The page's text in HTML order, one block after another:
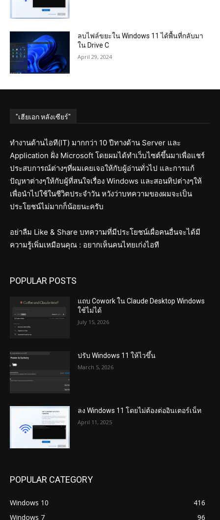
ลบไฟล์ขยะใน Windows 11 ได้พื้นที่กลับมา
ใน Drive C
April 29, 2024
"เฮียเอก หลังเซียร์"
ทำงานด้านไอที(IT) มากกว่า 10 ปีทางด้าน Server และ
Application ฝั่ง Microsoft โดยผมได้ทำเว็บไซต์ขึ้นมาเพื่อแชร์
ประสบการณ์ต่างๆที่ผมเคยเจอให้กับผู้อ่านทั่วไป และการแก้
ปัญหาต่างๆให้กับผู้ที่สนใจเรื่อง Windows และสอนทิปต่างๆให้
เพื่อนำไปใช้ในชีวิตประจำวัน หวังว่าบทความของผมจะเป็น
ประโยชน์ไม่มากก็น้อยนะครับ
อย่าลืม Like & Share บทความที่มีประโยชน์เผื่อคนอื่นจะได้มี
ความรู้เพิ่มเหมือนคุณ : อยากเห็นคนไทยเก่งไอที
POPULAR POSTS
แถบ Cowork ใน Claude Desktop Windows
ใช้ไม่ได้
July 15, 2026
ปรับ Windows 11 ให้ไวขึ้น
March 5, 2026
ลง Windows 11 โดยไม่ต้องต่ออินเตอร์เน็ท
April 11, 2025
POPULAR CATEGORY
Windows 10
416
Windows 7
96